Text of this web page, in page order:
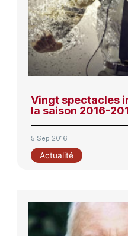
Vingt spectacles
la saison 2016-
5 Sep 2016
Actualité